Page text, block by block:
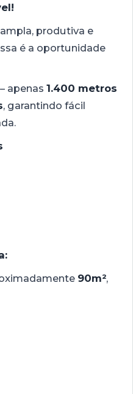
produtiva e
é a oportunidade
apenas 1.400 metros
, garantindo fácil
90m²,